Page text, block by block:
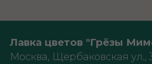
Лавка цветов "Грёзы
Москва, Щербаковская ул.,